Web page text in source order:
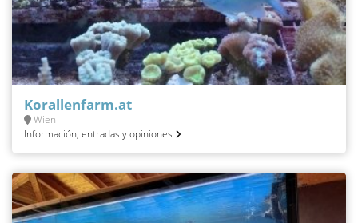
Korallenfarm.at
Wien
Información, entradas y opiniones